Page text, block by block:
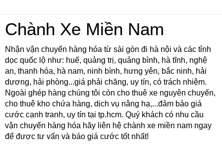
Chành Xe Miền Nam
Nhận vận chuyển hàng hóa từ sài gòn đi hà nội và các tỉnh
dọc quốc lộ như: huế, quảng trị, quảng bình, hà tĩnh, nghệ
an, thanh hóa, hà nam, ninh bình, hưng yên, bắc ninh, hải
dương, hải phòng...giá phải chăng, uy tín, có trách nhiệm.
Ngoài ghép hàng chúng tôi còn cho thuê xe nguyên chuyến,
cho thuê kho chứa hàng, dịch vụ nâng hạ,...đảm bảo giá
cước cạnh tranh, uy tín tại tp.hcm. Quý khách có nhu cầu
vận chuyển hàng hóa hãy liên hệ chành xe miền nam ngay
để được tư vấn và báo giá cước tốt nhất!